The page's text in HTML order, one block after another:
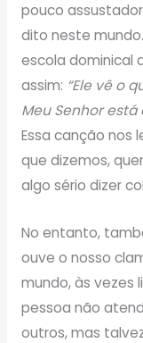
pouco
dito neste
escola dominical
assim: “Ele vê o
Meu Senhor
Essa canção nos
que dizemos,
algo sério dizer
No entanto,
ouve o nosso
mundo, às vezes
pessoa não
outros, mas